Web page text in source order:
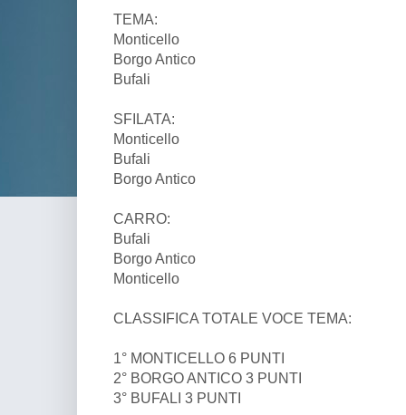
TEMA:
Monticello
Borgo Antico
Bufali
SFILATA:
Monticello
Bufali
Borgo Antico
CARRO:
Bufali
Borgo Antico
Monticello
CLASSIFICA TOTALE VOCE TEMA:
1° MONTICELLO 6 PUNTI
2° BORGO ANTICO 3 PUNTI
3° BUFALI 3 PUNTI